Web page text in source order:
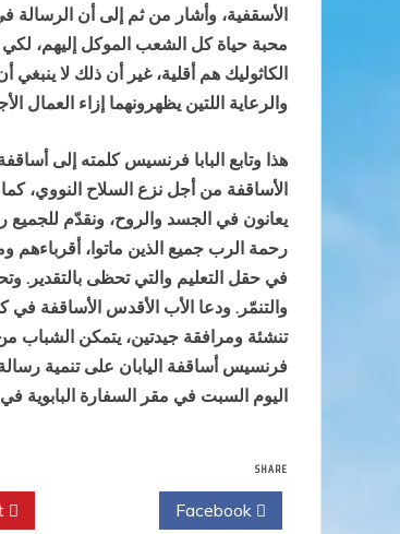
الأسقفية، وأشار من ثم إلى أن الرسالة
محبة حياة كل الشعب الموكل إليهم، لكي
الكاثوليك هم أقلية، غير أن ذلك لا
والرعاية اللتين يظهرونهما إزاء العمال
هذا وتابع البابا فرنسيس كلمته إلى
الأساقفة من أجل نزع السلاح النووي، كما
يعانون في الجسد والروح، ونقدّم للجميع
رحمة الرب جميع الذين ماتوا، أقرباءهم
في حقل التعليم والتي تحظى بالتقدير.
والتنمّر. ودعا الأب الأقدس الأساقفة في
تنشئة ومرافقة جيدتين، يتمكن الشباب من
فرنسيس أساقفة اليابان على تنمية
اليوم السبت في مقر السفارة البابوية
SHARE